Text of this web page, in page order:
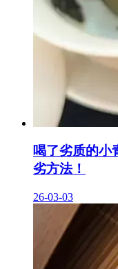
喝了劣质的小
劣方法！
26-03-03